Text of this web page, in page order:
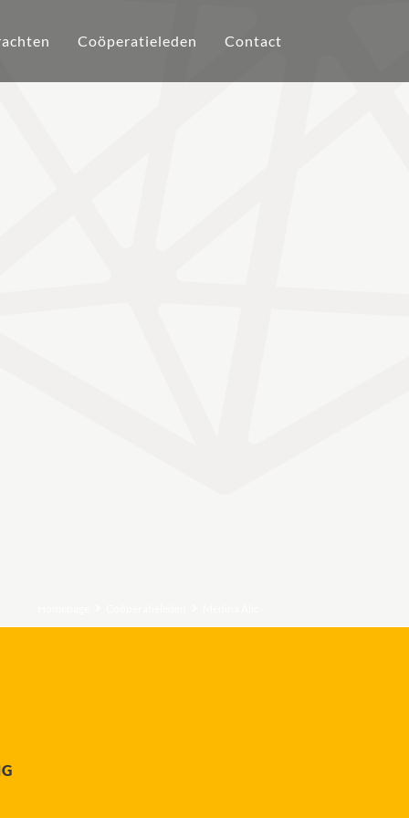
Coöperatieleden Contact